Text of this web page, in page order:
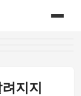
지지